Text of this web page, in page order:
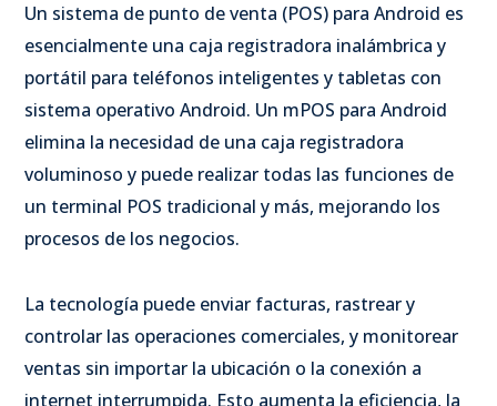
Un sistema de punto de venta (POS) para Android es
esencialmente una caja registradora inalámbrica y
portátil para teléfonos inteligentes y tabletas con
sistema operativo Android. Un mPOS para Android
elimina la necesidad de una caja registradora
voluminoso y puede realizar todas las funciones de
un terminal POS tradicional y más, mejorando los
procesos de los negocios.
La tecnología puede enviar facturas, rastrear y
controlar las operaciones comerciales, y monitorear
ventas sin importar la ubicación o la conexión a
internet interrumpida. Esto aumenta la eficiencia, la